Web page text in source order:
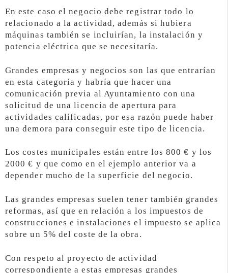
En este caso el negocio debe registrar todo lo
relacionado a la actividad, además si hubiera
máquinas también se incluirían, la instalación y
potencia eléctrica que se necesitaría.
Grandes empresas y negocios son las que entrarían
en esta categoría y habría que hacer una
comunicación previa al Ayuntamiento con una
solicitud de una licencia de apertura para
actividades calificadas, por esa razón puede haber
una demora para conseguir este tipo de licencia.
Los costes municipales están entre los 800 € y los
2000 € y que como en el ejemplo anterior va a
depender mucho de la superficie del negocio.
Las grandes empresas suelen tener también grandes
reformas, así que en relación a los impuestos de
construcciones e instalaciones el impuesto se aplica
sobre un 5% del coste de la obra.
Con respeto al proyecto de actividad
correspondiente a estas empresas grandes